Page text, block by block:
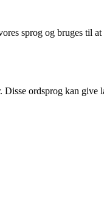
sprog og bruges til
ordsprog kan give